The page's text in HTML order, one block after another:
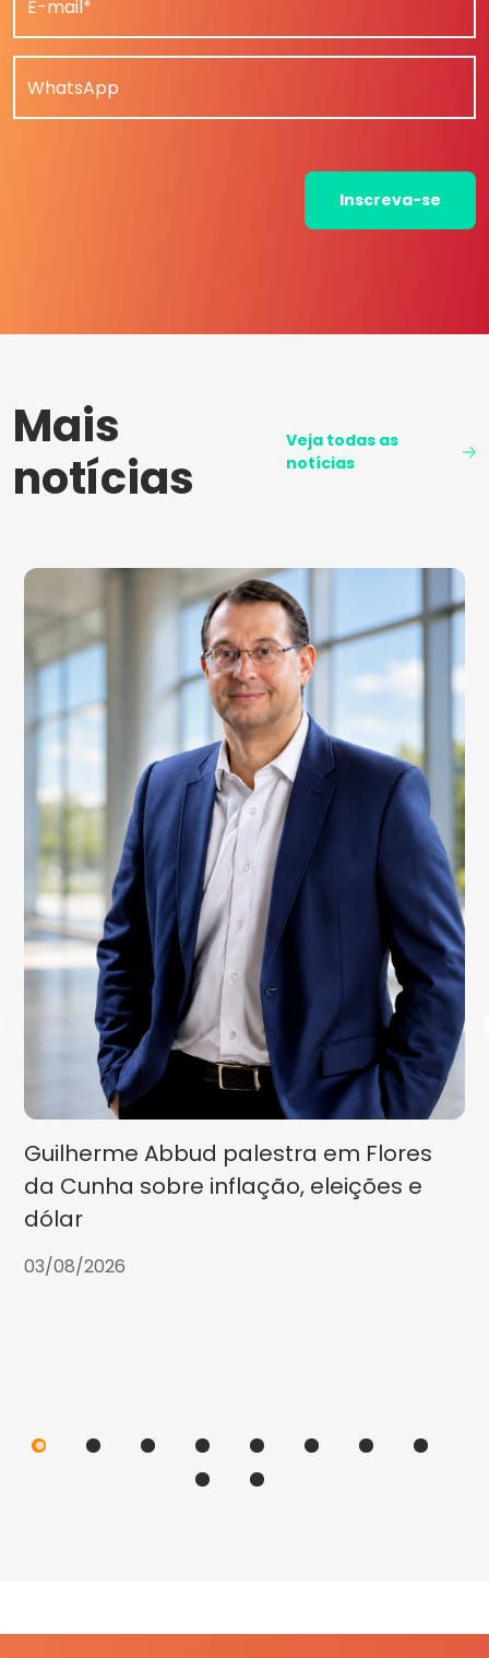
E-mail*
WhatsApp
Inscreva-se
Mais
notícias
Veja todas as
notícias
Guilherme Abbud palestra em Flores
da Cunha sobre inflação, eleições e
dólar
03/08/2026